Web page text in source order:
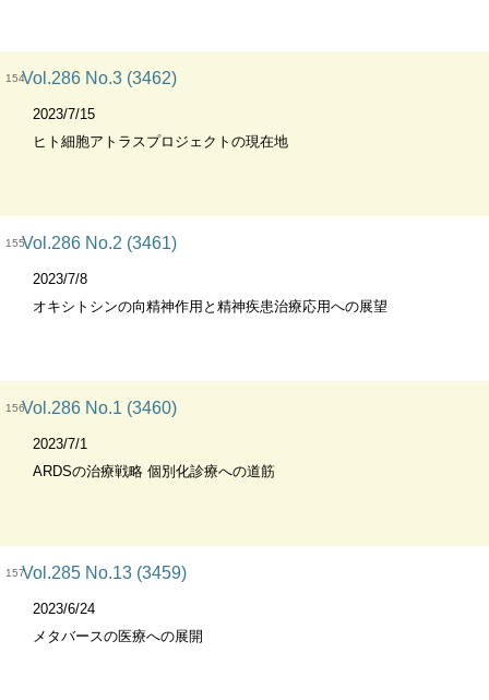
154Vol.286 No.3 (3462)
2023/7/15
ヒト細胞アトラスプロジェクトの現在地
155Vol.286 No.2 (3461)
2023/7/8
オキシトシンの向精神作用と精神疾患治療応用への展望
156Vol.286 No.1 (3460)
2023/7/1
ARDSの治療戦略 個別化診療への道筋
157Vol.285 No.13 (3459)
2023/6/24
メタバースの医療への展開